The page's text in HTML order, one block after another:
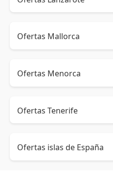
Ofertas Mallorca
Ofertas Menorca
Ofertas Tenerife
Ofertas islas de España